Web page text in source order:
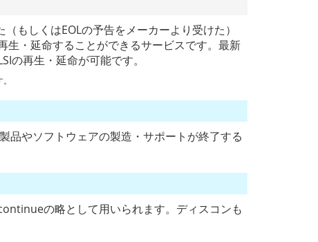
もしくはEOLの予告をメーカーより受けた）
生・延命することができるサービスです。最新
の再生・延命が可能です。
品やソフトウェアの製造・サポートが終了する
の略として用いられます。ディスコンも